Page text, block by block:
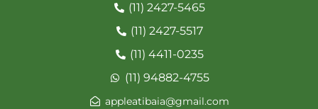
(11) 2427-5465
(11) 2427-5517
(11) 4411-0235
(11) 94882-4755
appleatibaia@gmail.com